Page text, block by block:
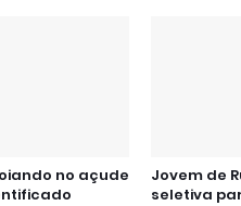
no açude
Jovem de
seletiva